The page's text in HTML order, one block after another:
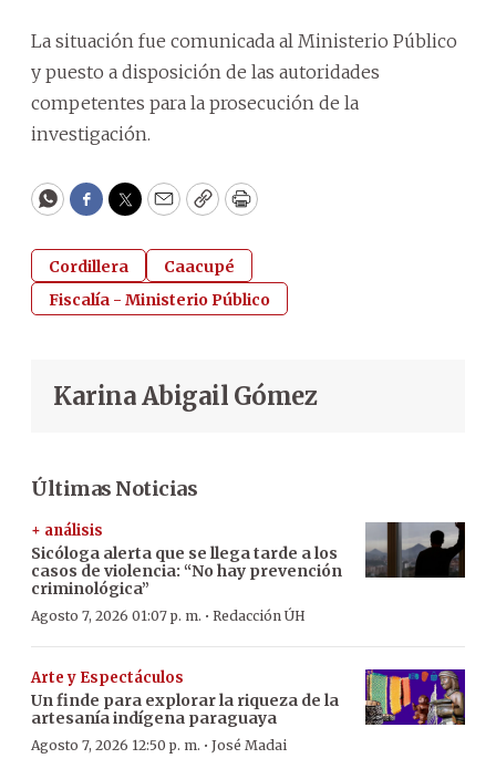
La situación fue comunicada al Ministerio Público
y puesto a disposición de las autoridades
competentes para la prosecución de la
investigación.
WhatsApp
Facebook
Twitter
EmailCopyPrint
Cordillera
Caacupé
Fiscalía - Ministerio Público
Karina Abigail Gómez
Últimas Noticias
+ análisis
Sicóloga alerta que se llega tarde a los
casos de violencia: “No hay prevención
criminológica”
Agosto 7, 2026 01:07 p. m. · Redacción ÚH
Arte y Espectáculos
Un finde para explorar la riqueza de la
artesanía indígena paraguaya
Agosto 7, 2026 12:50 p. m. · José Madai